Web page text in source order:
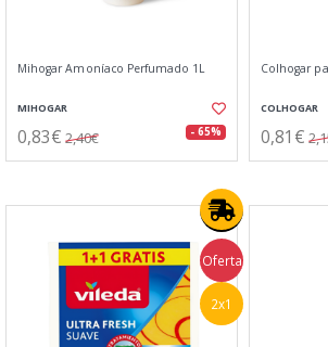
Mihogar Amoníaco Perfumado 1L
MIHOGAR
0,83€ 2,40€ - 65%
Colhogar
COLHOGAR
0,81€
Oferta
2x1